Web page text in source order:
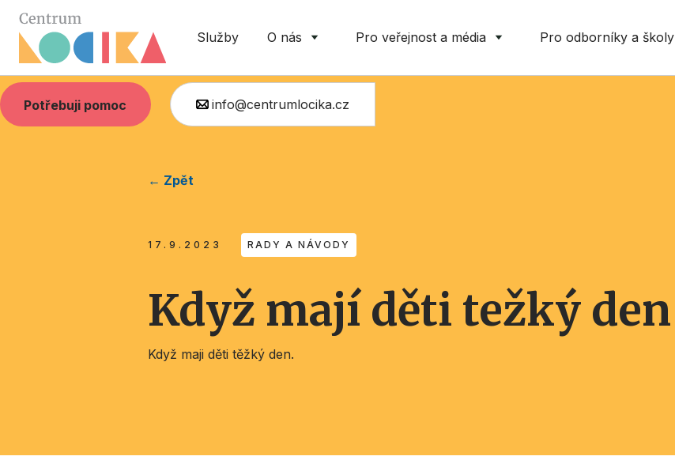
Služby O nás Pro veřejnost a média Pro odborníky a školy
Potřebuji pomoc info@centrumlocika.cz
← Zpět
17.9.2023 RADY A NÁVODY
Když mají děti težký den
Když maji děti těžký den.